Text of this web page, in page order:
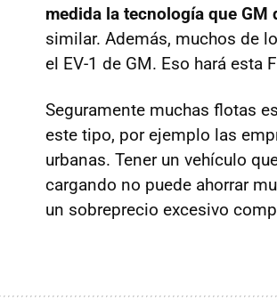
medida la tecnología que
similar. Además, muchos de
el EV-1 de GM. Eso hará esta
Seguramente muchas flotas
este tipo, por ejemplo las
urbanas. Tener un vehículo
cargando no puede ahorrar
un sobreprecio excesivo